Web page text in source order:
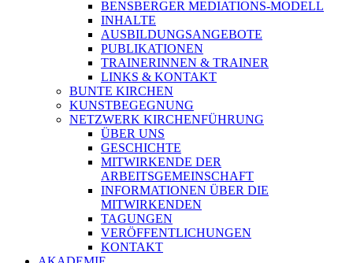
BENSBERGER MEDIATIONS-MODELL
INHALTE
AUSBILDUNGSANGEBOTE
PUBLIKATIONEN
TRAINERINNEN & TRAINER
LINKS & KONTAKT
BUNTE KIRCHEN
KUNSTBEGEGNUNG
NETZWERK KIRCHENFÜHRUNG
ÜBER UNS
GESCHICHTE
MITWIRKENDE DER
ARBEITSGEMEINSCHAFT
INFORMATIONEN ÜBER DIE
MITWIRKENDEN
TAGUNGEN
VERÖFFENTLICHUNGEN
KONTAKT